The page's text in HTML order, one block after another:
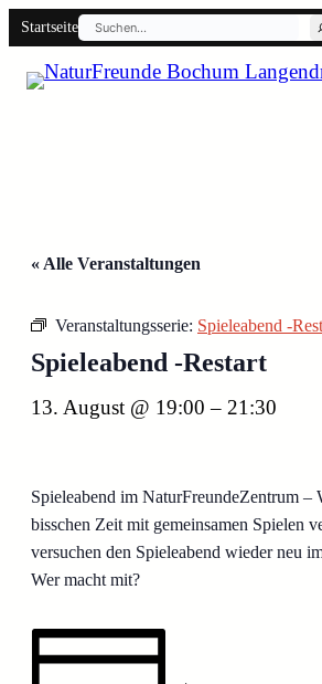
Startseite
Suchen
« Alle Veranstaltungen
Veranstaltungsserie: Spieleabend -
Spieleabend -Restart
13. August @ 19:00 – 21:30
Spieleabend im NaturFreundeZentrum –
bisschen Zeit mit gemeinsamen Spielen
versuchen den Spieleabend wieder neu
Wer macht mit?